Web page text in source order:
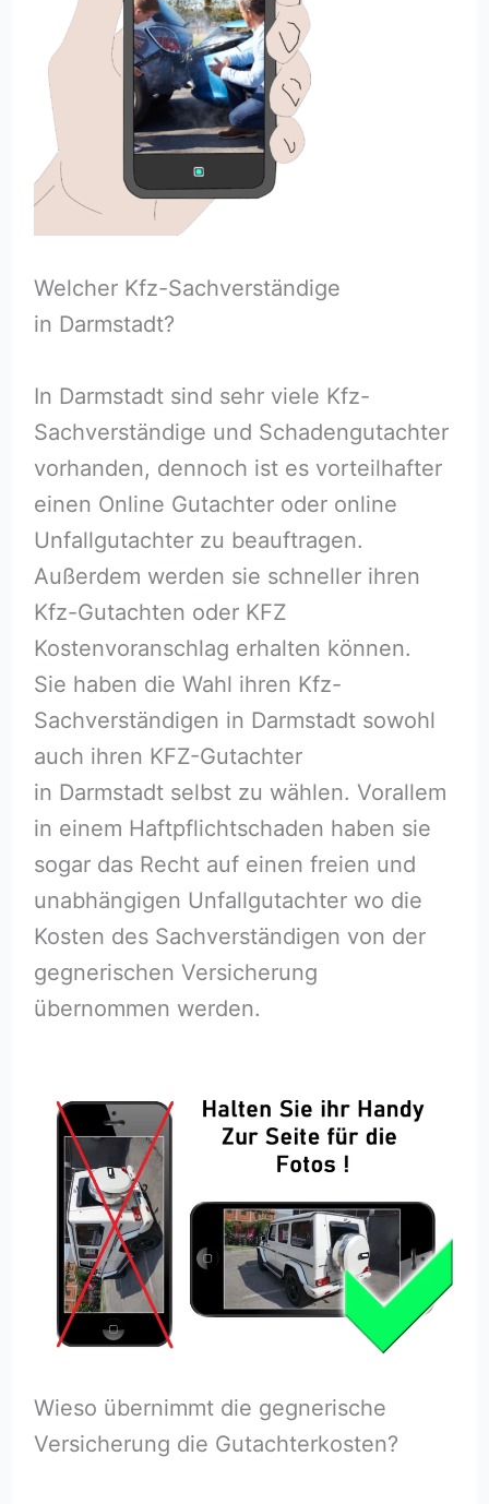
Welcher Kfz-Sachverständige
in Darmstadt?
In Darmstadt sind sehr viele Kfz-
Sachverständige und Schadengutachter
vorhanden, dennoch ist es vorteilhafter
einen Online Gutachter oder online
Unfallgutachter zu beauftragen.
Außerdem werden sie schneller ihren
Kfz-Gutachten oder KFZ
Kostenvoranschlag erhalten können.
Sie haben die Wahl ihren Kfz-
Sachverständigen in Darmstadt sowohl
auch ihren KFZ-Gutachter
in Darmstadt selbst zu wählen. Vorallem
in einem Haftpflichtschaden haben sie
sogar das Recht auf einen freien und
unabhängigen Unfallgutachter wo die
Kosten des Sachverständigen von der
gegnerischen Versicherung
übernommen werden.
Wieso übernimmt die gegnerische
Versicherung die Gutachterkosten?